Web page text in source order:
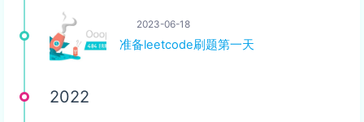
2023-06-18
准备leetcode刷题第一天
2022